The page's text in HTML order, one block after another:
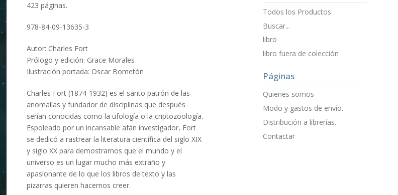
423 páginas.
978-84-09-13635-3
Autor: Charles Fort
Prólogo y edición: Grace Morales
Ilustración portada: Oscar Bometón
Charles Fort (1874-1932) es el santo patrón de las
anomalías y fundador de disciplinas que después
serían conocidas como la ufología o la criptozoología.
Espoleado por un incansable afán investigador, Fort
se dedicó a rastrear la literatura científica del siglo XIX
y siglo XX para demostrarnos que el mundo y el
universo es un lugar mucho más extraño y
apasionante de lo que los libros de texto y las
pizarras quieren hacernos creer.
Todos los Productos
Buscar...
libro
libro fuera de colección
Páginas
Quienes somos
Modo y gastos de envío.
Distribución a librerías.
Contactar